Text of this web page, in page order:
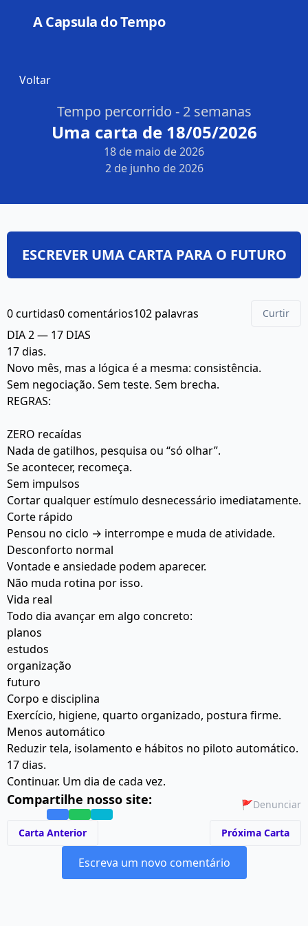
A Capsula do Tempo
Voltar
Tempo percorrido - 2 semanas
Uma carta de 18/05/2026
18 de maio de 2026
2 de junho de 2026
0 curtidas0 comentários102 palavras Curtir
DIA 2 — 17 DIAS
17 dias.
Novo mês, mas a lógica é a mesma: consistência.
Sem negociação. Sem teste. Sem brecha.
REGRAS:
ZERO recaídas
Nada de gatilhos, pesquisa ou “só olhar”.
Se acontecer, recomeça.
Sem impulsos
Cortar qualquer estímulo desnecessário imediatamente.
Corte rápido
Pensou no ciclo → interrompe e muda de atividade.
Desconforto normal
Vontade e ansiedade podem aparecer.
Não muda rotina por isso.
Vida real
Todo dia avançar em algo concreto:
planos
estudos
organização
futuro
Corpo e disciplina
Exercício, higiene, quarto organizado, postura firme.
Menos automático
Reduzir tela, isolamento e hábitos no piloto automático.
17 dias.
Continuar. Um dia de cada vez.
Compartilhe nosso site: 🚩Denunciar
Carta Anterior Próxima Carta
Escreva um novo comentário
ESCREVER UMA CARTA PARA O FUTURO